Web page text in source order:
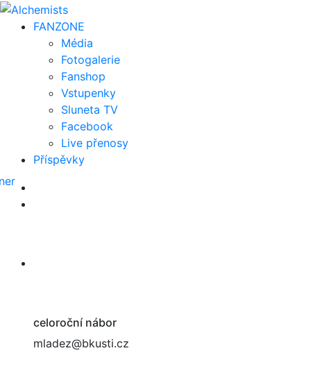
FANZONE
Média
Fotogalerie
Fanshop
Vstupenky
Sluneta TV
Facebook
Live přenosy
Příspěvky
celoroční nábor
mladez@bkusti.cz